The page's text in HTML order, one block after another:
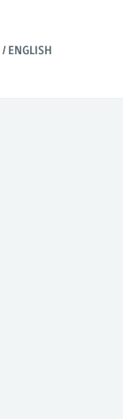
ENGLISH